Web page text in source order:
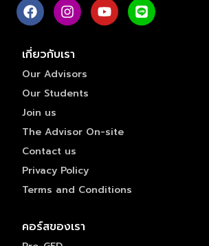
เกี่ยวกับเรา
Our Advisors
Our Students
Join us
The Advisor On-site
Contact us
Privacy Policy
Terms and Conditions
คอร์สของเรา